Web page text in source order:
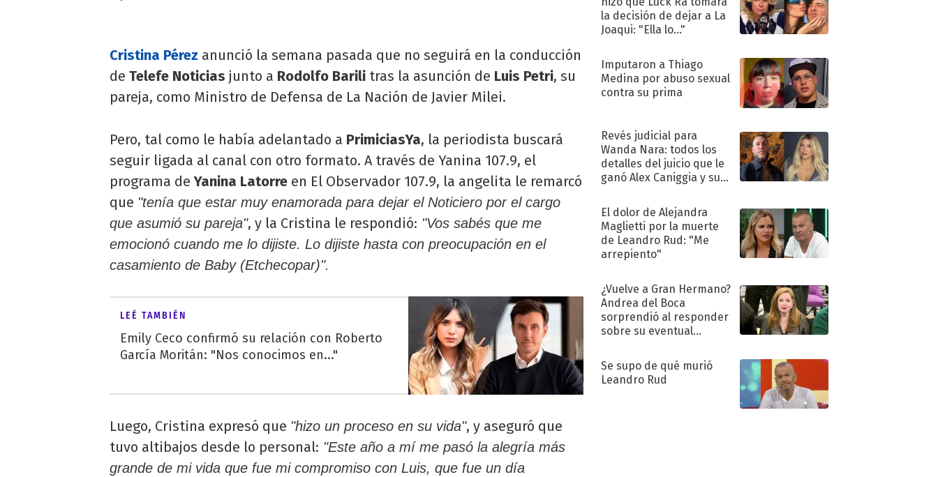
Cristina Pérez anunció la semana pasada que no seguirá en la conducción
de Telefe Noticias junto a Rodolfo Barili tras la asunción de Luis Petri, su
pareja, como Ministro de Defensa de La Nación de Javier Milei.
Pero, tal como le había adelantado a PrimiciasYa, la periodista buscará
seguir ligada al canal con otro formato. A través de Yanina 107.9, el
programa deYanina Latorre en El Observador 107.9, la angelita le remarcó
que "tenía que estar muy enamorada para dejar el Noticiero por el cargo
que asumió su pareja", y la Cristina le respondió: "Vos sabés que me
emocionó cuando me lo dijiste. Lo dijiste hasta con preocupación en el
casamiento de Baby (Etchecopar)".
LEÉ TAMBIÉN
Emily Ceco confirmó su relación con Roberto
García Moritán: "Nos conocimos en..."
Luego, Cristina expresó que "hizo un proceso en su vida", y aseguró que
tuvo altibajos desde lo personal: "Este año a mí me pasó la alegría más
grande de mi vida que fue mi compromiso con Luis, que fue un día
la decisión de dejar a La
Joaqui: "Ella lo..."
Imputaron a Thiago
Medina por abuso sexual
contra su prima
Revés judicial para
Wanda Nara: todos los
detalles del juicio que le
ganó Alex Caniggia y sus
El dolor de Alejandra
Maglietti por la muerte
de Leandro Rud: "Me
arrepiento"
¿Vuelve a Gran Hermano?
Andrea del Boca
sorprendió al responder
sobre su eventual
Se supo de qué murió
Leandro Rud